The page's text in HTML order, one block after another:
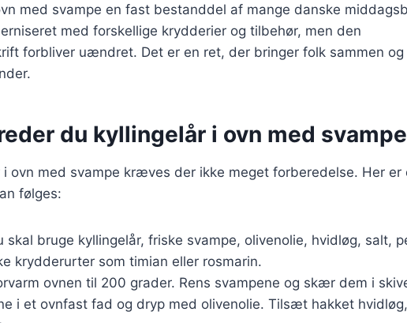
med svampe en fast bestanddel af mange danske
med forskellige krydderier og tilbehør, men den
forbliver uændret. Det er en ret, der bringer folk sammen og
du kyllingelår i ovn med svampe
i ovn med svampe kræves der ikke meget forberedelse. Her er
følges:
skal bruge kyllingelår, friske svampe, olivenolie, hvidløg, salt,
krydderurter som timian eller rosmarin.
ovnen til 200 grader. Rens svampene og skær dem i
i et ovnfast fad og dryp med olivenolie. Tilsæt hakket